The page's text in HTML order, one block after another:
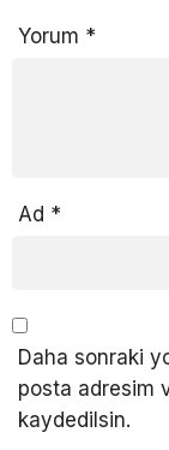
Yorum *
Ad *
Daha sonraki
posta adresim
kaydedilsin.